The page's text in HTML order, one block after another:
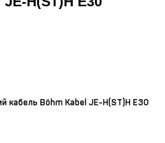
кабель Böhm Kabel JE-H(ST)H E30